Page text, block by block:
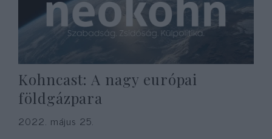
Kohncast: A nagy európai
földgázpara
2022. május 25.